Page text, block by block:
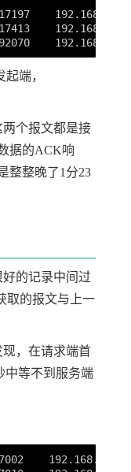
端，
两个报文都是接
据的ACK响
整整晚了1分23
的记录中间过
取的报文与上一
，在请求端首
中等不到服务端